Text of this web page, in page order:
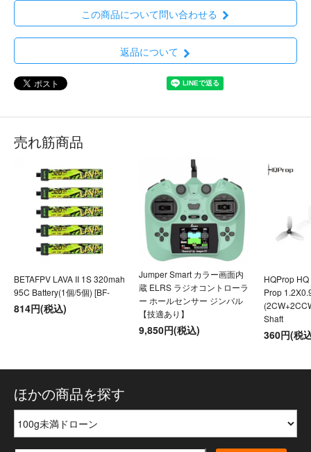
この商品について問い合わせる
返品について
売れ筋商品
BETAFPV LAVA II 1S 320mah
95C Battery(1個/5個) [BF-
814円(税込)
Jumper Smart カラー画面内
蔵 ELRS ラジオコントローラ
ー ホールセンサー ジンバル
【技適あり】
9,850円(税込)
HQProp
Prop
Shaft
360円(税
ほかの商品を探す